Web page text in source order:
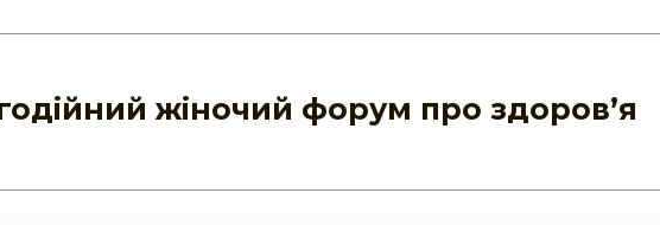
жіночий форум про здоров’я